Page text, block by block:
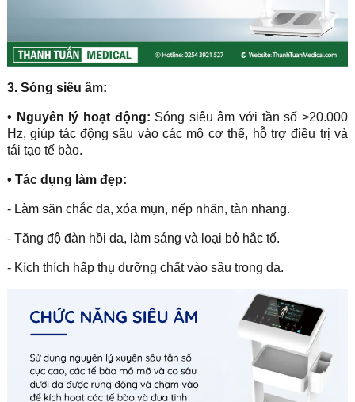
3. Sóng siêu âm:
• Nguyên lý hoạt động: Sóng siêu âm với tần số >20.000
Hz, giúp tác động sâu vào các mô cơ thể, hỗ trợ điều trị và
tái tạo tế bào.
• Tác dụng làm đẹp:
- Làm săn chắc da, xóa mụn, nếp nhăn, tàn nhang.
- Tăng độ đàn hồi da, làm sáng và loại bỏ hắc tố.
- Kích thích hấp thụ dưỡng chất vào sâu trong da.